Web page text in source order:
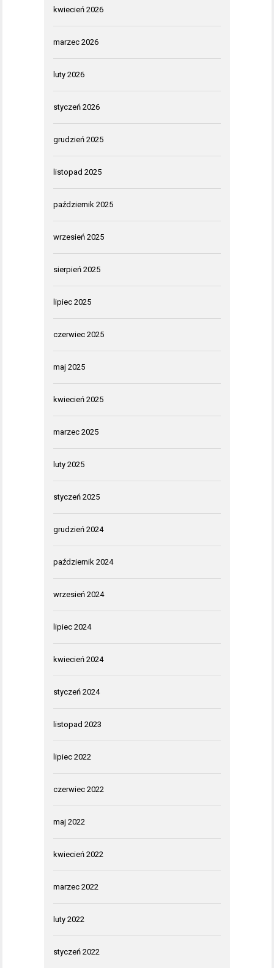
kwiecień 2026
marzec 2026
luty 2026
styczeń 2026
grudzień 2025
listopad 2025
październik 2025
wrzesień 2025
sierpień 2025
lipiec 2025
czerwiec 2025
maj 2025
kwiecień 2025
marzec 2025
luty 2025
styczeń 2025
grudzień 2024
październik 2024
wrzesień 2024
lipiec 2024
kwiecień 2024
styczeń 2024
listopad 2023
lipiec 2022
czerwiec 2022
maj 2022
kwiecień 2022
marzec 2022
luty 2022
styczeń 2022